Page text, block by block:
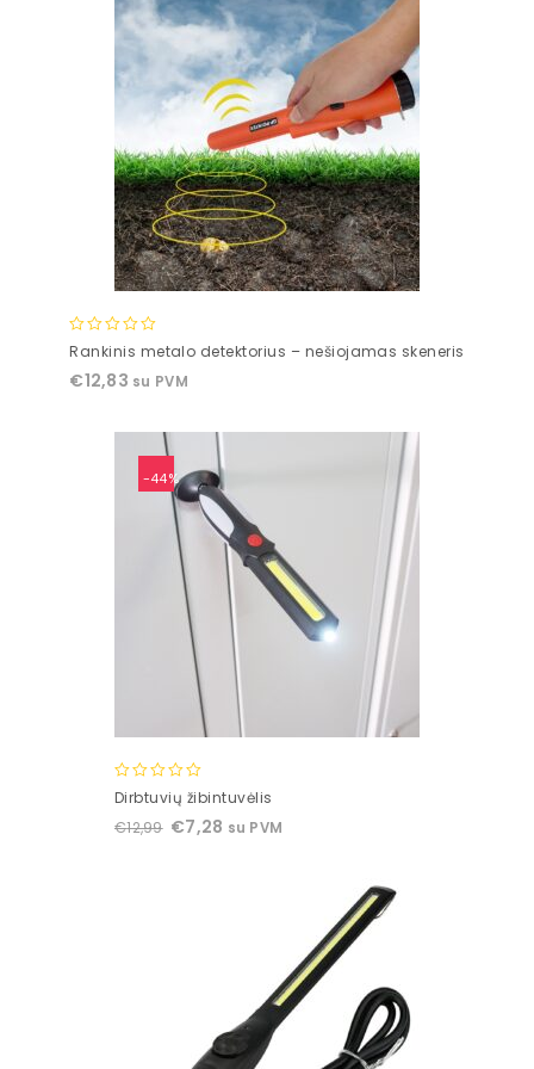
0
of
Rankinis metalo detektorius – nešiojamas skeneris
€12,83 su PVM
-44%
0
of
Dirbtuvių žibintuvėlis
€12,99 €7,28 su PVM